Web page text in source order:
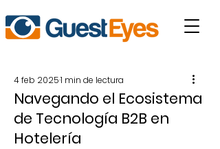
Navegando el Ecosistema
de Tecnología B2B en
Hotelería
4 feb 20251 min de lectura